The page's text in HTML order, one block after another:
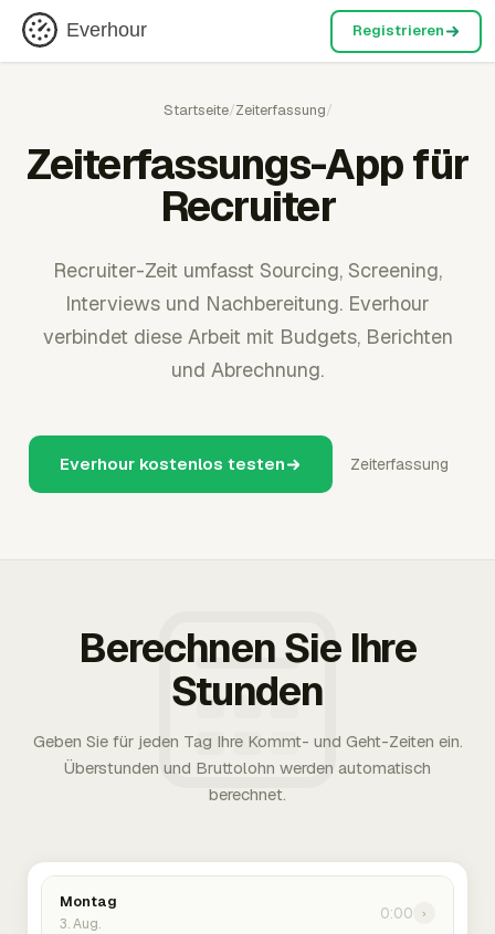
Everhour Registrieren
Startseite/Zeiterfassung/
Zeiterfassungs-App für
Recruiter
Recruiter-Zeit umfasst Sourcing, Screening,
Interviews und Nachbereitung. Everhour
verbindet diese Arbeit mit Budgets, Berichten
und Abrechnung.
Everhour kostenlos testen Zeiterfassung
Berechnen Sie Ihre
Stunden
Geben Sie für jeden Tag Ihre Kommt- und Geht-Zeiten ein.
Überstunden und Bruttolohn werden automatisch
berechnet.
Montag
3. Aug.
0:00 ›